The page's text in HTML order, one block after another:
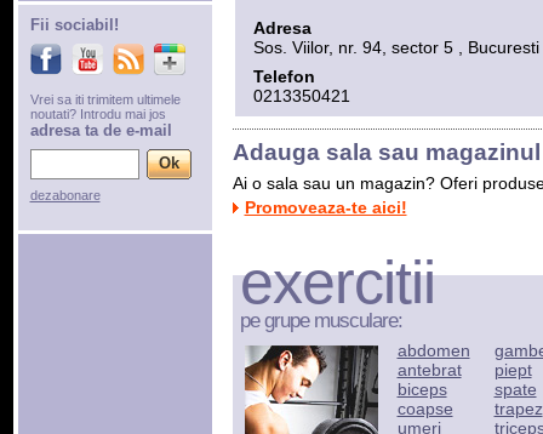
Adresa
Sos. Viilor, nr. 94, sector 5 ,
Telefon
0213350421
Adauga sala sau
Ai o sala sau un magazin? Oferi
Promoveaza-te aici!
exercitii
pe grupe musculare:
abdomen
antebrat
biceps
coapse
umeri
piept
spate
trapez
Fii sociabil!
Vrei sa iti trimitem ultimele
noutati? Introdu mai jos
adresa ta de e-mail
dezabonare